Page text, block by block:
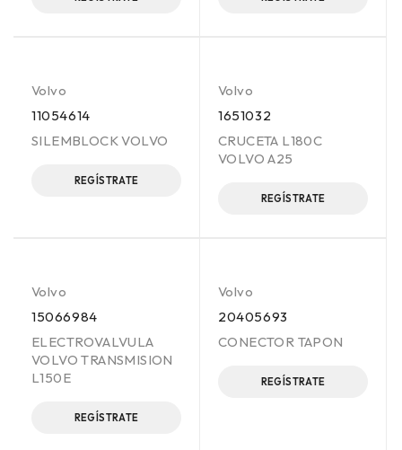
Volvo
11054614
SILEMBLOCK VOLVO
REGÍSTRATE
Volvo
1651032
CRUCETA L180C
VOLVO A25
REGÍSTRATE
Volvo
15066984
ELECTROVALVULA
VOLVO TRANSMISION
L150E
REGÍSTRATE
Volvo
20405693
CONECTOR TAPON
REGÍSTRATE